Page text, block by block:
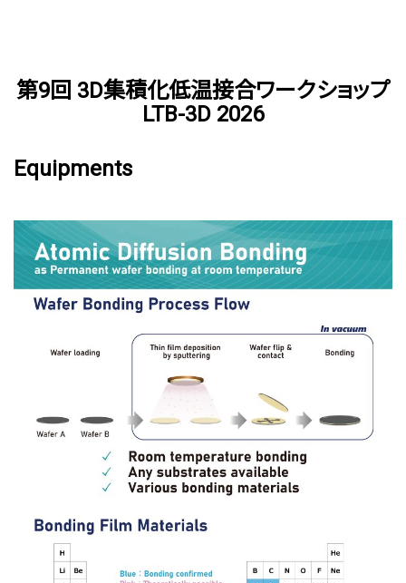
第9回 3D集積化低温接合ワークショップ
LTB-3D 2026
Equipments